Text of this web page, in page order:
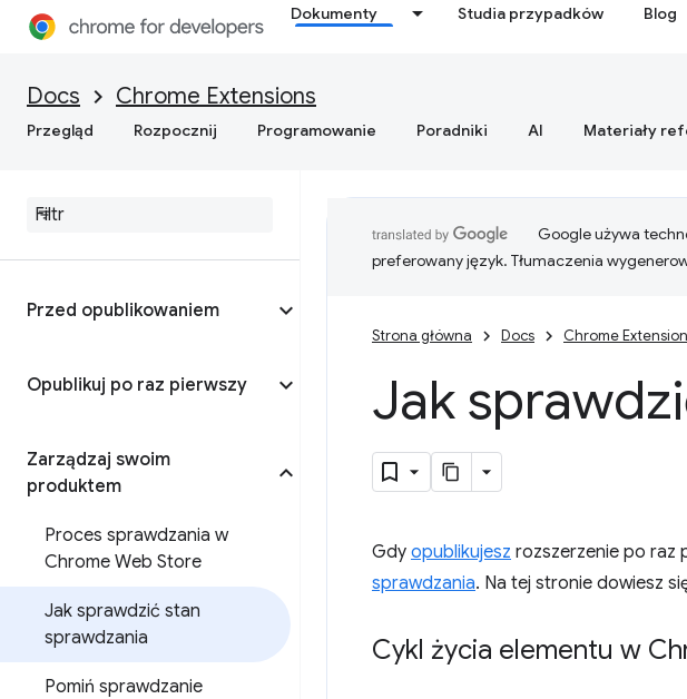
Dokumenty Studia przypadków Blog
Docs Chrome Extensions
Przegląd Rozpocznij Programowanie Poradniki AI Materiały
Przed opublikowaniem
Opublikuj po raz pierwszy
Zarządzaj swoim
produktem
Proces sprawdzania w
Chrome Web Store
Jak sprawdzić stan
sprawdzania
Pomiń sprawdzanie
Google używa
preferowany język. Tłumaczenia
Strona główna Docs Chrome
Jak
Gdy opublikujesz rozszerzenie po raz
sprawdzania. Na tej stronie dowiesz
Cykl życia elementu w